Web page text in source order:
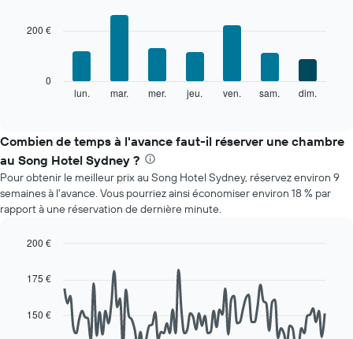
graphique,
indiquent
le
graphique,
1
axe
Y
prix
d'une
chambre
indique
le
prix
moyen
d'une
chambre
jour
le
graphique,
axe
lun. mar. mer. jeu. ven. sam. dim.
0
200 €
Combien de temps à l'avance faut-il réserver une chambre
au Song Hotel Sydney ?
Pour obtenir le meilleur prix au Song Hotel Sydney, réservez environ 9
semaines à l'avance. Vous pourriez ainsi économiser environ 18 % par
rapport à une réservation de dernière minute.
with
data
points.
150 €
175 €
200 €